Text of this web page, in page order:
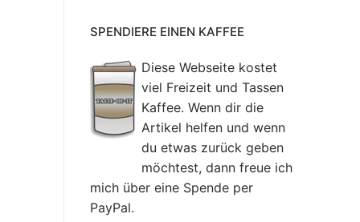
SPENDIERE EINEN KAFFEE
Diese Webseite kostet
viel Freizeit und Tassen
Kaffee. Wenn dir die
Artikel helfen und wenn
du etwas zurück geben
möchtest, dann freue ich
mich über eine Spende per
PayPal.